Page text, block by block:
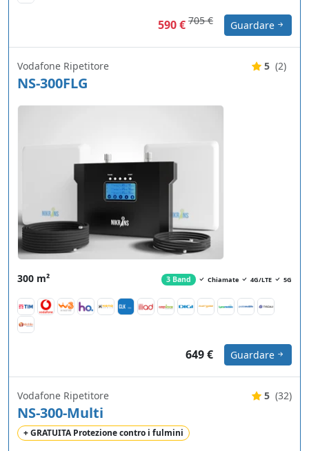
590 € 705 € Guardare
Vodafone Ripetitore
NS-300FLG
5 (2)
300 m² 3 Band Chiamate 4G/LTE 5G
649 € Guardare
Vodafone Ripetitore
NS-300-Multi
+ GRATUITA Protezione contro i fulmini
5 (32)